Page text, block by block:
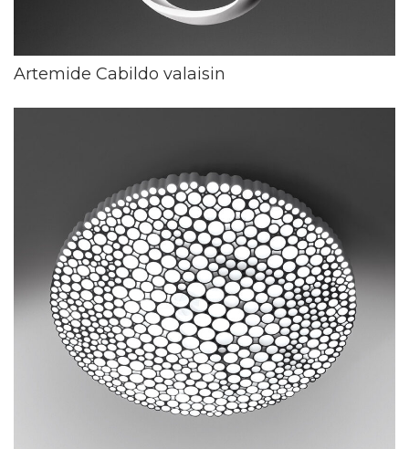
Artemide Cabildo valaisin